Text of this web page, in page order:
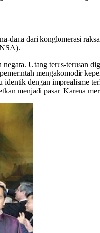
dari konglomerasi
Utang terus-terusan
mengakomodir
dengan imprealisme
menjadi pasar. Karena